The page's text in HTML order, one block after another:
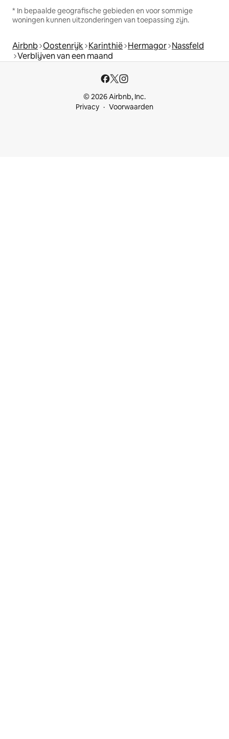
* In bepaalde geografische gebieden en voor sommige
woningen kunnen uitzonderingen van toepassing zijn.
Airbnb Oostenrijk Karinthië Hermagor Nassfeld
Verblijven van een maand
© 2026 Airbnb, Inc.
Privacy
Voorwaarden